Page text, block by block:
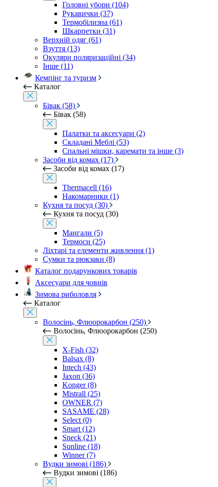
Головні убори (104)
Рукавички (37)
Термобілизна (61)
Шкарпетки (31)
Верхній одяг (61)
Взуття (13)
Окуляри поляризаційні (34)
Інше (11)
Кемпінг та туризм
Каталог
Бівак (58)
Бівак (58)
Палатки та аксесуари (2)
Складані Меблі (53)
Спальні мішки, каремати та інше (3)
Засоби від комах (17)
Засоби від комах (17)
Thermacell (16)
Накомарники (1)
Кухня та посуд (30)
Кухня та посуд (30)
Мангали (5)
Термоси (25)
Ліхтарі та елементи живлення (1)
Сумки та рюкзаки (8)
Каталог подарункових товарів
Аксесуари для човнів
Зимова риболовля
Каталог
Волосінь, Флюорокарбон (250)
Волосінь, Флюорокарбон (250)
X-Fish (32)
Balsax (8)
Intech (43)
Jaxon (36)
Konger (8)
Mistrall (25)
OWNER (7)
SASAME (28)
Select (0)
Smart (12)
Sneck (21)
Sunline (18)
Winner (7)
Вудки зимові (186)
Вудки зимові (186)